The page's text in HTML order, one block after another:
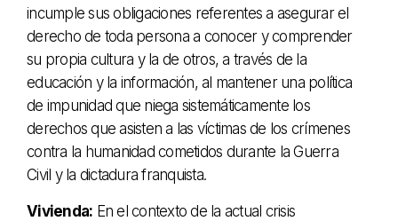
incumple sus obligaciones referentes a asegurar el
derecho de toda persona a conocer y comprender
su propia cultura y la de otros, a través de la
educación y la información, al mantener una política
de impunidad que niega sistemáticamente los
derechos que asisten a las víctimas de los crímenes
contra la humanidad cometidos durante la Guerra
Civil y la dictadura franquista.
Vivienda: En el contexto de la actual crisis